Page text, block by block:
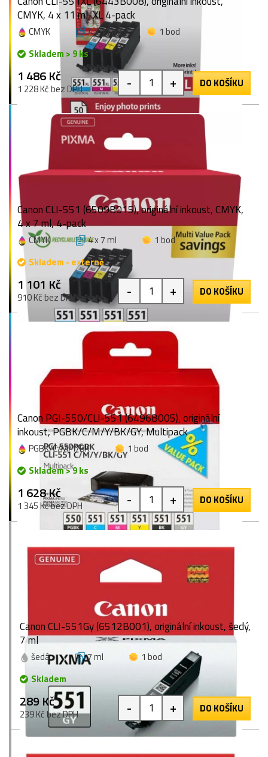
CMYK, 4 x 11 ml, XL 4-pack
CMYK 4 x 11 ml
1 bod
Skladem > 9 ks
1 486 Kč
1 228 Kč bez DPH - + DO KOŠÍKU
Canon CLI-551 (6509B015), originální inkoust, CMYK,
4 x 7 ml, 4-pack
CMYK 4 x 7 ml
1 bod
Skladem - externě
1 101 Kč
910 Kč bez DPH - + DO KOŠÍKU
Canon PGI-550/CLI-551 (6496B005), originální
inkoust, PGBK/C/M/Y/BK/GY, Multipack
PGBK/C/M/Y/BK
1 bod
Skladem > 9 ks
1 628 Kč
1 345 Kč bez DPH - + DO KOŠÍKU
Canon CLI-551Gy (6512B001), originální inkoust, šedý,
7 ml
šedá 7 ml
1 bod
Skladem
289 Kč
239 Kč bez DPH - + DO KOŠÍKU